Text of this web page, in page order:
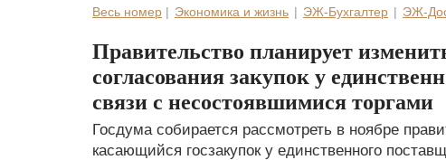
Весь номер Экономика и жизнь ЭЖ-Бухгалтер ЭЖ-
Правительство планирует
согласования закупок у
связи с несостоявшимися торгами
Госдума собирается рассмотреть в ноябре
касающийся госзакупок у единственного